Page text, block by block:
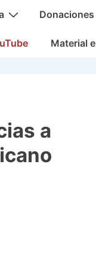
Donaciones
Material
a